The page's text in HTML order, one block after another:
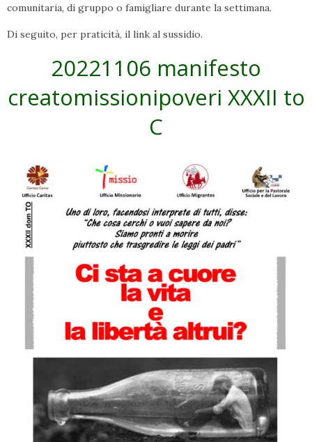
comunitaria, di gruppo o famigliare durante la settimana.
Di seguito, per praticità, il link al sussidio.
20221106 manifesto
creatomissionipoveri XXXII to
C